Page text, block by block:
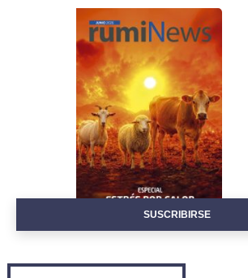
EVENTOS
SUSCRIBIRSE